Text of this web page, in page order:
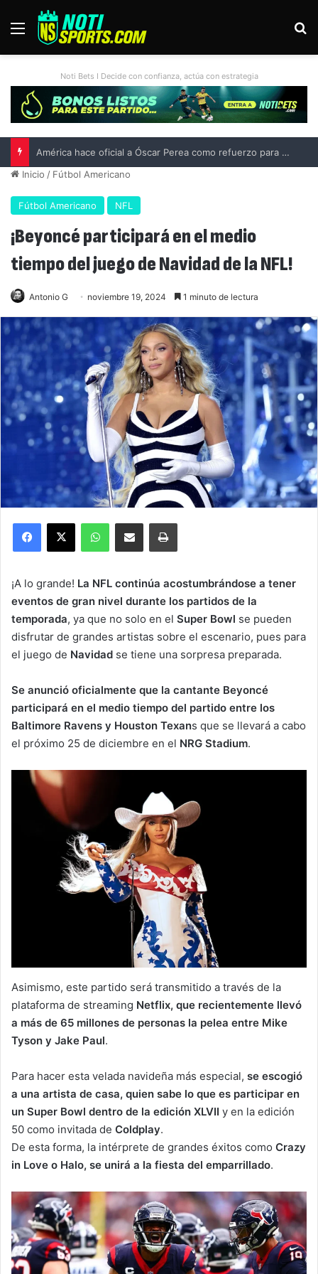
Menú
Noti Bets I Decide con confianza, actúa con estrategia
América hace oficial a Óscar Perea como refuerzo para el Apertura 2026
Inicio / Fútbol Americano
Fútbol Americano NFL
¡Beyoncé participará en el medio
tiempo del juego de Navidad de la NFL!
Antonio G noviembre 19, 2024 1 minuto de lectura
Facebook
X WhatsAppCompartir por correo electrónicoImprimir
¡A lo grande! La NFL continúa acostumbrándose a tener
eventos de gran nivel durante los partidos de la
temporada, ya que no solo en el Super Bowl se pueden
disfrutar de grandes artistas sobre el escenario, pues para
el juego de Navidad se tiene una sorpresa preparada.
Se anunció oficialmente que la cantante Beyoncé
participará en el medio tiempo del partido entre los
Baltimore Ravens y Houston Texans que se llevará a cabo
el próximo 25 de diciembre en el NRG Stadium.
Asimismo, este partido será transmitido a través de la
plataforma de streaming Netflix, que recientemente llevó
a más de 65 millones de personas la pelea entre Mike
Tyson y Jake Paul.
Para hacer esta velada navideña más especial, se escogió
a una artista de casa, quien sabe lo que es participar en
un Super Bowl dentro de la edición XLVII y en la edición
50 como invitada de Coldplay.
De esta forma, la intérprete de grandes éxitos como Crazy
in Love o Halo, se unirá a la fiesta del emparrillado.